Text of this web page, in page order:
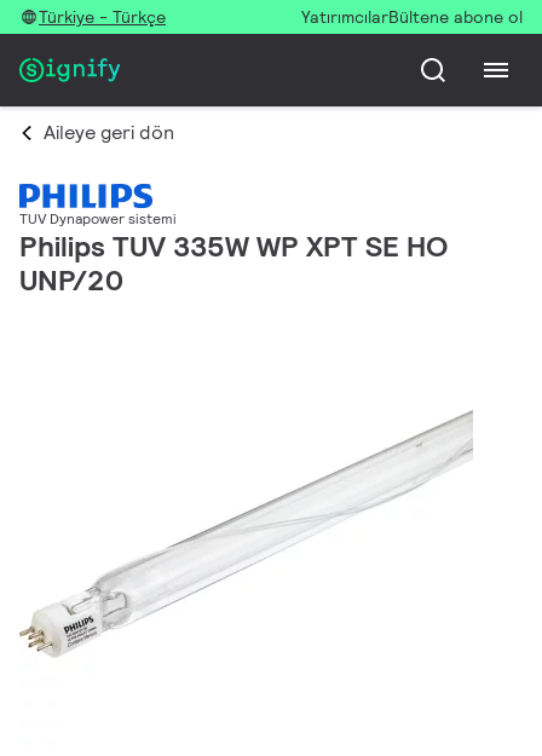
Türkiye - Türkçe YatırımcılarBültene abone ol
Aileye geri dön
TUV Dynapower sistemi
Philips TUV 335W WP XPT SE HO
UNP/20